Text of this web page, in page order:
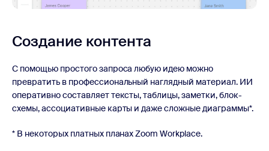
Создание контента
С помощью простого запроса любую идею можно
превратить в профессиональный наглядный материал. ИИ
оперативно составляет тексты, таблицы, заметки, блок-
схемы, ассоциативные карты и даже сложные диаграммы*.
* В некоторых платных планах Zoom Workplace.